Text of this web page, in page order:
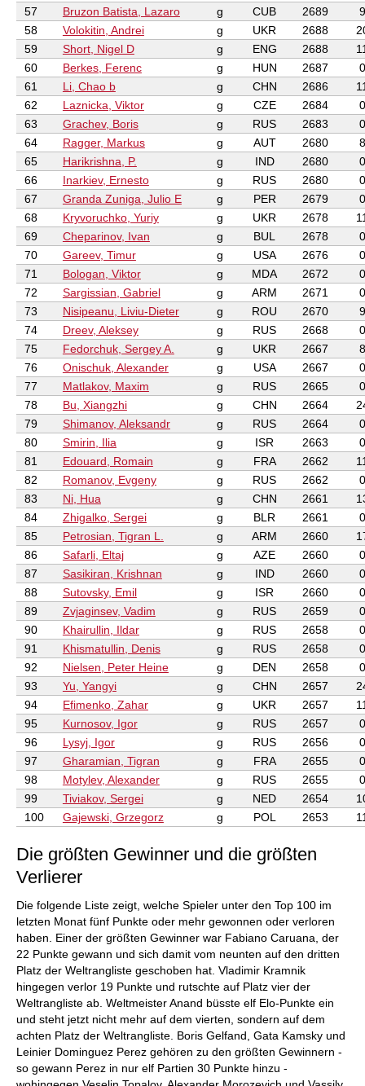
57
Bruzon Batista, Lazaro g CUB 2689
9
58
Volokitin, Andrei g UKR 2688
59
Short, Nigel D g ENG 2688
60
Berkes, Ferenc g HUN 2687
0
61
Li, Chao b g CHN 2686
62
Laznicka, Viktor g CZE 2684
0
63
Grachev, Boris g RUS 2683
0
64
Ragger, Markus g AUT 2680
8
65
Harikrishna, P. g IND 2680
0
66
Inarkiev, Ernesto g RUS 2680
0
67
Granda Zuniga, Julio E g PER 2679
0
68
Kryvoruchko, Yuriy g UKR 2678
69
Cheparinov, Ivan g BUL 2678
0
70
Gareev, Timur g USA 2676
0
71
Bologan, Viktor g MDA 2672
0
72
Sargissian, Gabriel g ARM 2671
0
73
Nisipeanu, Liviu-Dieter g ROU 2670
9
74
Dreev, Aleksey g RUS 2668
0
75
Fedorchuk, Sergey A. g UKR 2667
8
76
Onischuk, Alexander g USA 2667
0
77
Matlakov, Maxim g RUS 2665
0
78
Bu, Xiangzhi g CHN 2664
79
Shimanov, Aleksandr g RUS 2664
0
80
Smirin, Ilia g ISR 2663
0
81
Edouard, Romain g FRA 2662
82
Romanov, Evgeny g RUS 2662
0
83
Ni, Hua g CHN 2661
84
Zhigalko, Sergei g BLR 2661
0
85
Petrosian, Tigran L. g ARM 2660
86
Safarli, Eltaj g AZE 2660
0
87
Sasikiran, Krishnan g IND 2660
0
88
Sutovsky, Emil g ISR 2660
0
89
Zvjaginsev, Vadim g RUS 2659
0
90
Khairullin, Ildar g RUS 2658
0
91
Khismatullin, Denis g RUS 2658
0
92
Nielsen, Peter Heine g DEN 2658
0
93
Yu, Yangyi g CHN 2657
94
Efimenko, Zahar g UKR 2657
95
Kurnosov, Igor g RUS 2657
0
96
Lysyj, Igor g RUS 2656
0
97
Gharamian, Tigran g FRA 2655
0
98
Motylev, Alexander g RUS 2655
0
99
Tiviakov, Sergei g NED 2654
100
Gajewski, Grzegorz g POL 2653
Die größten Gewinner und die größten
Verlierer
Die folgende Liste zeigt, welche Spieler unter den Top 100 im
letzten Monat fünf Punkte oder mehr gewonnen oder verloren
haben. Einer der größten Gewinner war Fabiano Caruana, der
22 Punkte gewann und sich damit vom neunten auf den dritten
Platz der Weltrangliste geschoben hat. Vladimir Kramnik
hingegen verlor 19 Punkte und rutschte auf Platz vier der
Weltrangliste ab. Weltmeister Anand büsste elf Elo-Punkte ein
und steht jetzt nicht mehr auf dem vierten, sondern auf dem
achten Platz der Weltrangliste. Boris Gelfand, Gata Kamsky und
Leinier Dominguez Perez gehören zu den größten Gewinnern -
so gewann Perez in nur elf Partien 30 Punkte hinzu -